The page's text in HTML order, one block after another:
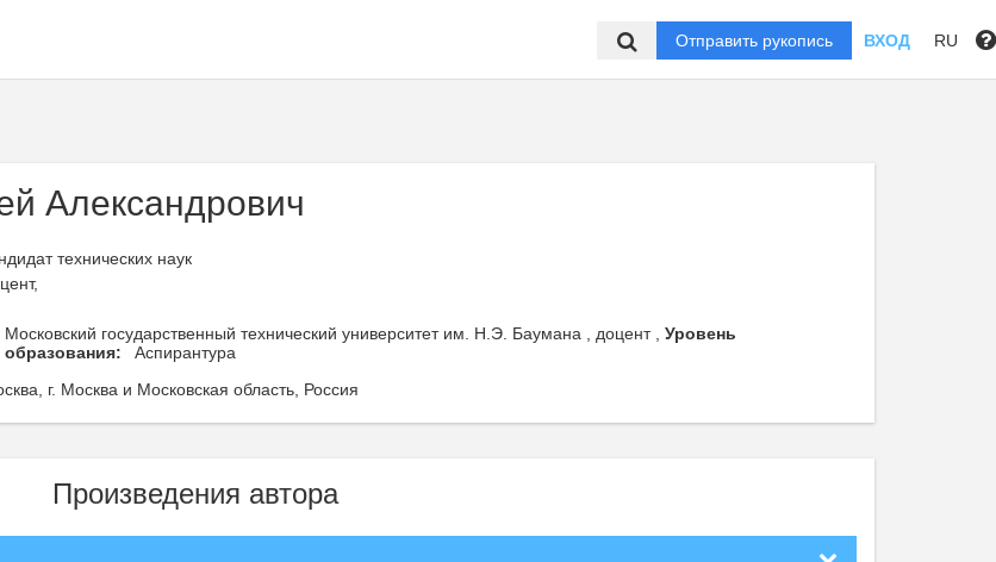
Отправить рукопись ВХОД RU
Александрович
технических наук
Московский государственный технический университет им. Н.Э. Баумана , доцент , Уровень
образования:
Аспирантура
г. Москва и Московская область, Россия
Произведения автора